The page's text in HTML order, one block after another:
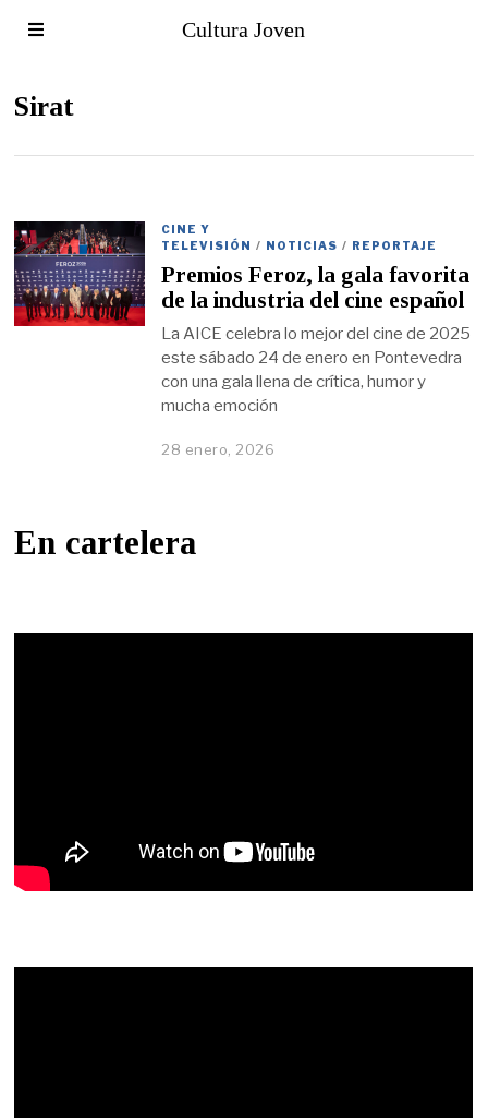
Cultura Joven
Sirat
CINE Y
TELEVISIÓN / NOTICIAS / REPORTAJE
Premios Feroz, la gala favorita
de la industria del cine español
La AICE celebra lo mejor del cine de 2025
este sábado 24 de enero en Pontevedra
con una gala llena de crítica, humor y
mucha emoción
28 enero, 2026
En cartelera